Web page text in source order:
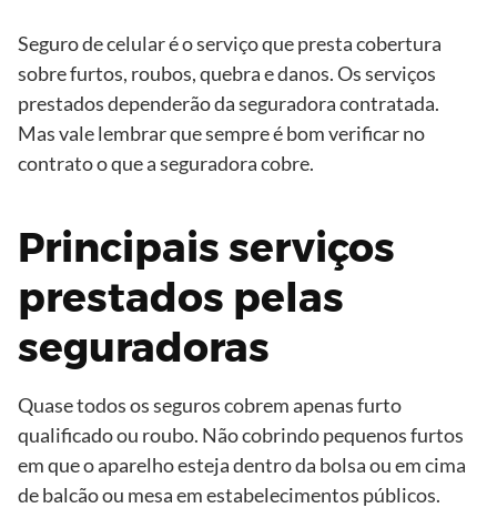
Seguro de celular é o serviço que presta cobertura
sobre furtos, roubos, quebra e danos. Os serviços
prestados dependerão da seguradora contratada.
Mas vale lembrar que sempre é bom verificar no
contrato o que a seguradora cobre.
Principais serviços
prestados pelas
seguradoras
Quase todos os seguros cobrem apenas furto
qualificado ou roubo. Não cobrindo pequenos furtos
em que o aparelho esteja dentro da bolsa ou em cima
de balcão ou mesa em estabelecimentos públicos.